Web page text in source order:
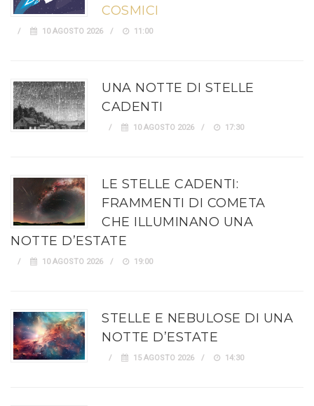
COSMICI
10 AGOSTO 2026 11:00
UNA NOTTE DI STELLE
CADENTI
10 AGOSTO 2026 17:30
LE STELLE CADENTI:
FRAMMENTI DI COMETA
CHE ILLUMINANO UNA
NOTTE D’ESTATE
10 AGOSTO 2026 19:00
STELLE E NEBULOSE DI UNA
NOTTE D’ESTATE
15 AGOSTO 2026 14:30